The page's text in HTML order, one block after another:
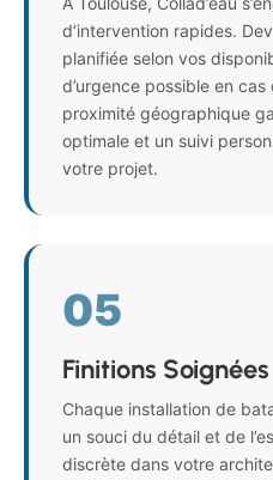
d’intervention rapides.
planifiée selon vos
d’urgence possible en
proximité géographique
optimale et un suivi
votre projet.
05
Finitions Soignées
Chaque installation de
un souci du détail et de
discrète dans votre